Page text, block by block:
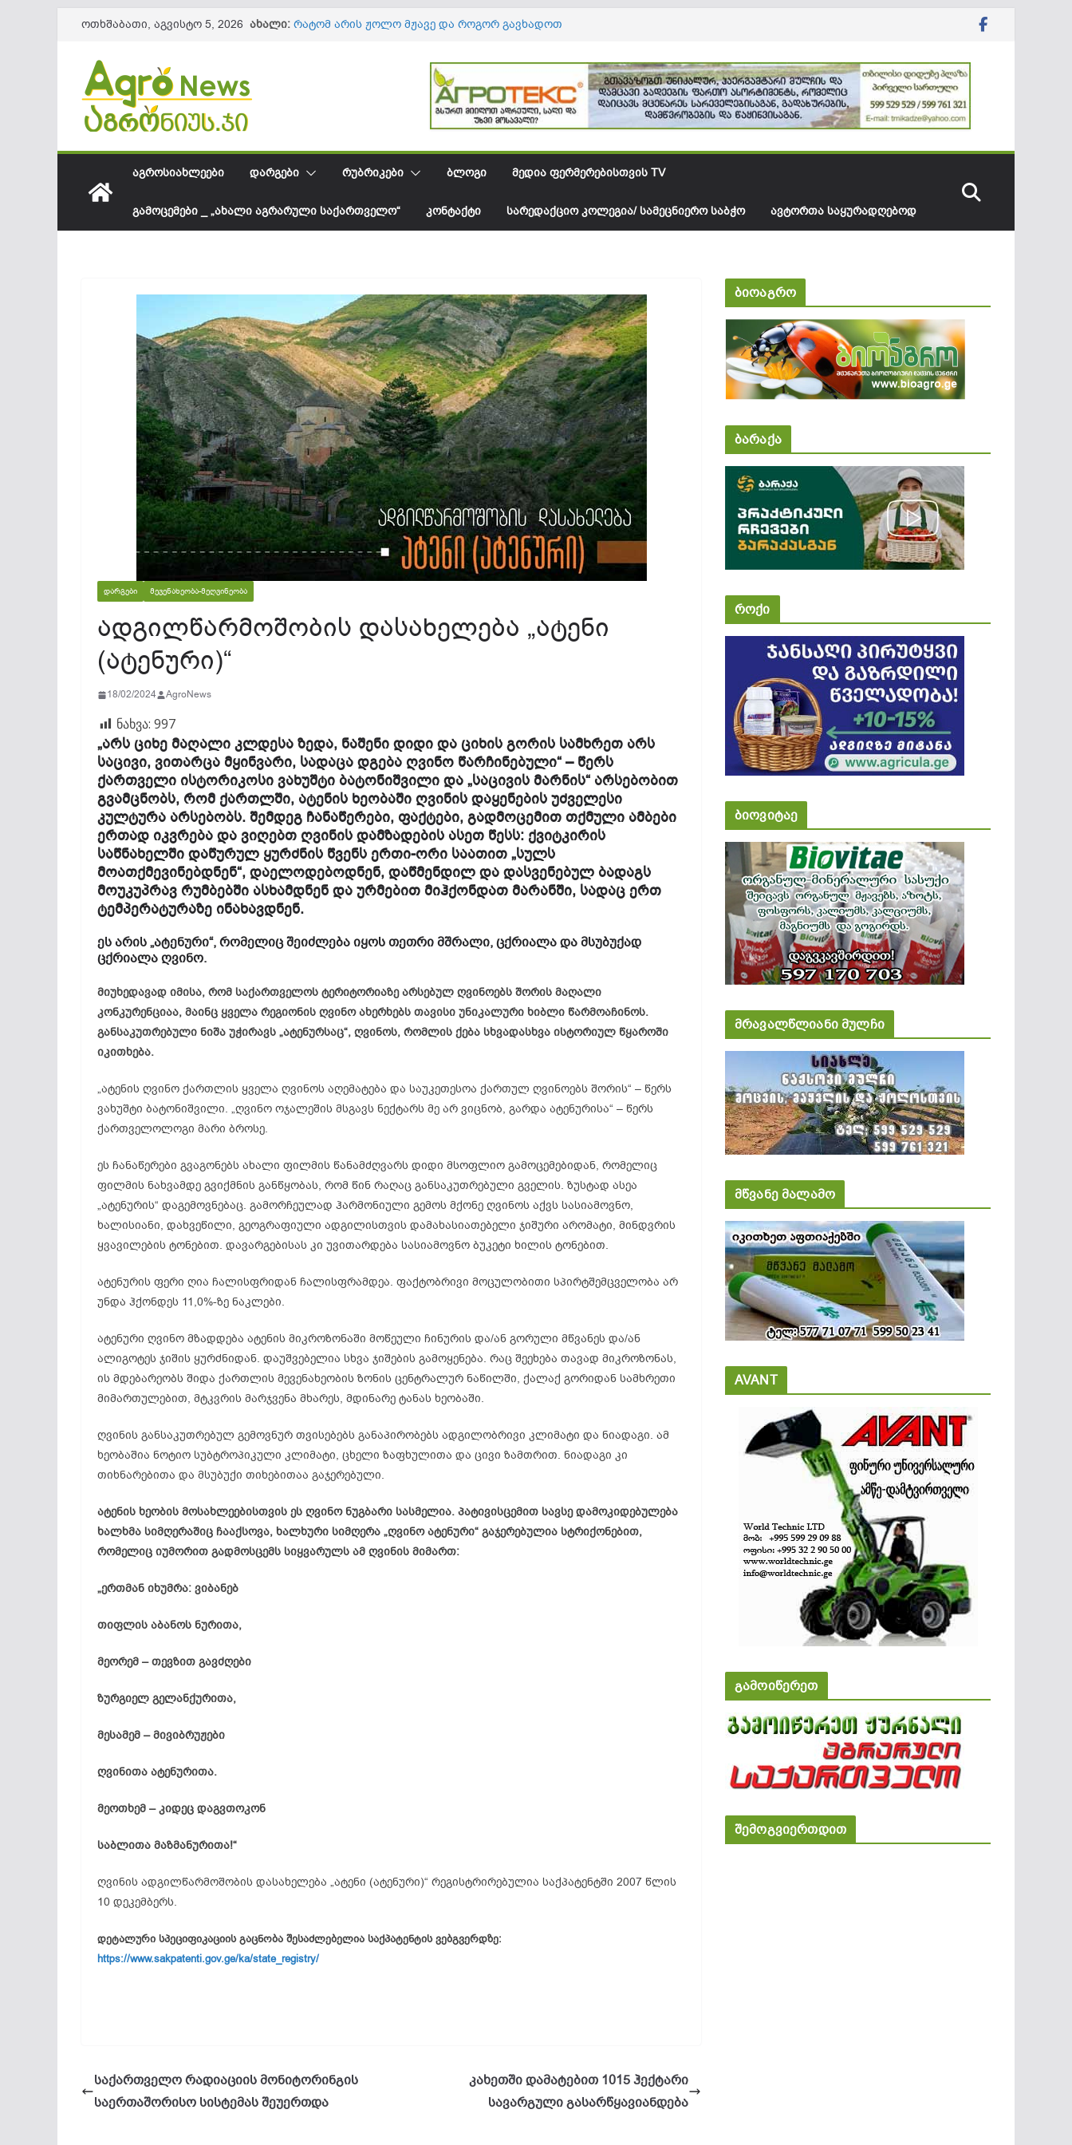
content
ოთხშაბათი, აგვისტო 5, 2026 ახალი: რატომ არის ჟოლო მჟავე და როგორ გავხადოთ
401 ტყის მცველის ვაკანსიას აცხადებს
არზგირის რეგიონში ხორბლის რეკორდულმა
მოსავლიანობამ ფერმერებიც კი გააოცა
2026 წლის პირველ ნახევარში სოფლის მეურნეობის
მნიშვნელოვნად გაიზარდა
გვარა-ხუცუბნის სანერგე მეურნეობა ხეხილოვანი
კულტურების მყნობას იწყებს
ᲐᲒᲠᲝᲡᲘᲐᲮᲚᲔᲔᲑᲘ ᲓᲐᲠᲒᲔᲑᲘ ᲠᲣᲑᲠᲘᲙᲔᲑᲘ ᲑᲚᲝᲒᲘ ᲛᲔᲓᲘᲐ ᲤᲔᲠᲛᲔᲠᲔᲑᲘᲡᲗᲕᲘᲡ TV
ᲒᲐᲛᲝᲪᲔᲛᲔᲑᲘ _ „ᲐᲮᲐᲚᲘ ᲐᲒᲠᲐᲠᲣᲚᲘ ᲡᲐᲥᲐᲠᲗᲕᲔᲚᲝ“ ᲙᲝᲜᲢᲐᲥᲢᲘ ᲡᲐᲠᲔᲓᲐᲥᲪᲘᲝ ᲙᲝᲚᲔᲒᲘᲐ/ ᲡᲐᲛᲔᲪᲜᲘᲔᲠᲝ ᲡᲐᲑᲭᲝ ᲐᲕᲢᲝᲠᲗᲐ ᲡᲐᲧᲣᲠᲐᲓᲦᲔᲑᲝᲓ
ᲓᲐᲠᲒᲔᲑᲘ ᲛᲔᲕᲔᲜᲐᲮᲔᲝᲑᲐ-ᲛᲔᲦᲕᲘᲜᲔᲝᲑᲐ
ადგილწარმოშობის დასახელება „ატენი
(ატენური)“
18/02/2024 AgroNews
ნახვა: 997
„არს ციხე მაღალი კლდესა ზედა, ნაშენი დიდი და ციხის გორის სამხრეთ არს
საცივი, ვითარცა მყინვარი, სადაცა დგება ღვინო წარჩინებული“ – წერს
ქართველი ისტორიკოსი ვახუშტი ბატონიშვილი და „საცივის მარნის“ არსებობით
გვამცნობს, რომ ქართლში, ატენის ხეობაში ღვინის დაყენების უძველესი
კულტურა არსებობს. შემდეგ ჩანაწერები, ფაქტები, გადმოცემით თქმული ამბები
ერთად იკვრება და ვიღებთ ღვინის დამზადების ასეთ წესს: ქვიტკირის
საწნახელში დაწურულ ყურძნის წვენს ერთი-ორი საათით „სულს
მოათქმევინებდნენ“, დაელოდებოდნენ, დაწმენდილ და დასვენებულ ბადაგს
მოუკუპრავ რუმბებში ასხამდნენ და ურმებით მიჰქონდათ მარანში, სადაც ერთ
ტემპერატურაზე ინახავდნენ.
ეს არის „ატენური“, რომელიც შეიძლება იყოს თეთრი მშრალი, ცქრიალა და მსუბუქად
ცქრიალა ღვინო.
მიუხედავად იმისა, რომ საქართველოს ტერიტორიაზე არსებულ ღვინოებს შორის მაღალი
კონკურენციაა, მაინც ყველა რეგიონის ღვინო ახერხებს თავისი უნიკალური ხიბლი წარმოაჩინოს.
განსაკუთრებული ნიშა უჭირავს „ატენურსაც“, ღვინოს, რომლის ქება სხვადასხვა ისტორიულ წყაროში
იკითხება.
„ატენის ღვინო ქართლის ყველა ღვინოს აღემატება და საუკეთესოა ქართულ ღვინოებს შორის“ – წერს
ვახუშტი ბატონიშვილი. „ღვინო ოჯალეშის მსგავს ნექტარს მე არ ვიცნობ, გარდა ატენურისა“ – წერს
ქართველოლოგი მარი ბროსე.
ეს ჩანაწერები გვაგონებს ახალი ფილმის წანამძღვარს დიდი მსოფლიო გამოცემებიდან, რომელიც
ფილმის ნახვამდე გვიქმნის განწყობას, რომ წინ რაღაც განსაკუთრებული გველის. ზუსტად ასეა
„ატენურის“ დაგემოვნებაც. გამორჩეულად ჰარმონიული გემოს მქონე ღვინოს აქვს სასიამოვნო,
ხალისიანი, დახვეწილი, გეოგრაფიული ადგილისთვის დამახასიათებელი ჯიშური არომატი, მინდვრის
ყვავილების ტონებით. დავარგებისას კი უვითარდება სასიამოვნო ბუკეტი ხილის ტონებით.
ატენურის ფერი ღია ჩალისფრიდან ჩალისფრამდეა. ფაქტობრივი მოცულობითი სპირტშემცველობა არ
უნდა ჰქონდეს 11,0%-ზე ნაკლები.
ატენური ღვინო მზადდება ატენის მიკროზონაში მოწეული ჩინურის და/ან გორული მწვანეს და/ან
ალიგოტეს ჯიშის ყურძნიდან. დაუშვებელია სხვა ჯიშების გამოყენება. რაც შეეხება თავად მიკროზონას,
ის მდებარეობს შიდა ქართლის მევენახეობის ზონის ცენტრალურ ნაწილში, ქალაქ გორიდან სამხრეთი
მიმართულებით, მტკვრის მარჯვენა მხარეს, მდინარე ტანას ხეობაში.
ღვინის განსაკუთრებულ გემოვნურ თვისებებს განაპირობებს ადგილობრივი კლიმატი და ნიადაგი. ამ
ხეობაშია ნოტიო სუბტროპიკული კლიმატი, ცხელი ზაფხულითა და ცივი ზამთრით. ნიადაგი კი
თიხნარებითა და მსუბუქი თიხებითაა გაჯერებული.
ატენის ხეობის მოსახლეებისთვის ეს ღვინო ნუგბარი სასმელია. პატივისცემით სავსე დამოკიდებულება
ხალხმა სიმღერაშიც ჩააქსოვა, ხალხური სიმღერა „ღვინო ატენური“ გაჯერებულია სტრიქონებით,
რომელიც იუმორით გადმოსცემს სიყვარულს ამ ღვინის მიმართ:
„ერთმან იხუმრა: ვიბანებ
თიფლის აბანოს ნურითა,
მეორემ – თევზით გავძღები
ზურგიელ გელანქურითა,
მესამემ – მივიბრუჟები
ღვინითა ატენურითა.
მეოთხემ – კიდეც დაგვთოკონ
საბლითა მაზმანურითა!“
ღვინის ადგილწარმოშობის დასახელება „ატენი (ატენური)“ რეგისტრირებულია საქპატენტში 2007 წლის
10 დეკემბერს.
დეტალური სპეციფიკაციის გაცნობა შესაძლებელია საქპატენტის ვებგვერდზე:
https://www.sakpatenti.gov.ge/ka/state_registry/
საქართველო რადიაციის მონიტორინგის
საერთაშორისო სისტემას შეუერთდა
კახეთში დამატებით 1015 ჰექტარი
სავარგული გასარწყავიანდება
ბიოაგრო
ბარაქა
როქი
ბიოვიტაე
მრავალწლიანი მულჩი
მწვანე მალამო
AVANT
გამოიწერეთ
შემოგვიერთდით